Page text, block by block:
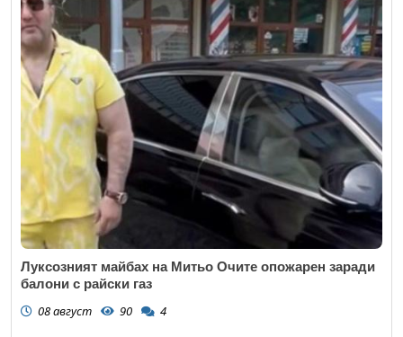
Луксозният майбах на Митьо Очите опожарен заради
балони с райски газ
08 август 90 4